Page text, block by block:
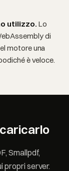
utilizzo. Lo
di
motore una
è veloce.
Smallpdf,
propri server.